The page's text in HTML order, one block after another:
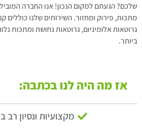
שלכם? הגעתם למקום הנכון! אנו החברה
מתכות, פירוק ומחזור. השירותים שלנו כוללים
גרוטאות אלומיניום, גרוטאות נחושת ומתכות
ביותר.
אז מה היה לנו בכתבה:
מקצועיות ונסיון רב